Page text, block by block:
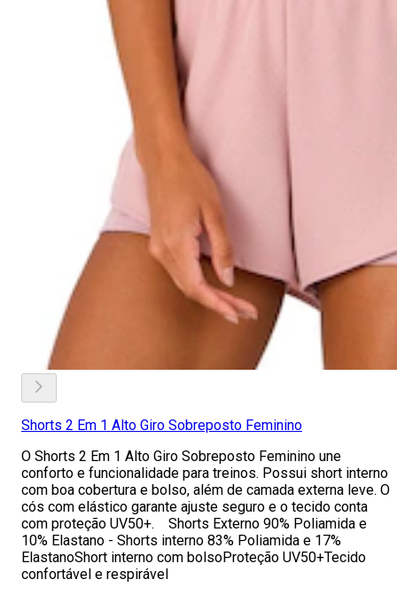
Shorts 2 Em 1 Alto Giro Sobreposto Feminino
O Shorts 2 Em 1 Alto Giro Sobreposto Feminino une
conforto e funcionalidade para treinos. Possui short interno
com boa cobertura e bolso, além de camada externa leve. O
cós com elástico garante ajuste seguro e o tecido conta
com proteção UV50+. Shorts Externo 90% Poliamida e
10% Elastano - Shorts interno 83% Poliamida e 17%
ElastanoShort interno com bolsoProteção UV50+Tecido
confortável e respirável